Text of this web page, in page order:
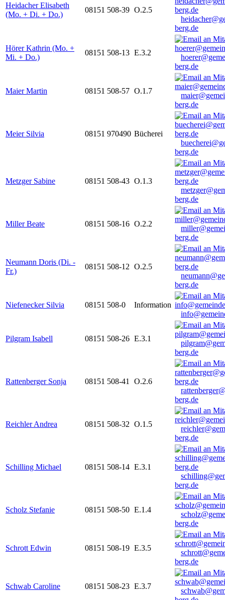
Heidacher Elisabeth
(Mo. + Di. + Do.)
08151 508-39 O.2.5
berg.de
Hörer Kathrin (Mo. +
Mi. + Do.)
08151 508-13 E.3.2
berg.de
Maier Martin 08151 508-57 O.1.7
berg.de
Meier Silvia 08151 970490 Bücherei
berg.de
Metzger Sabine 08151 508-43 O.1.3
berg.de
Miller Beate 08151 508-16 O.2.2
berg.de
Neumann Doris (Di. -
Fr.)
08151 508-12 O.2.5
berg.de
Niefenecker Silvia 08151 508-0
Information
Pilgram Isabell 08151 508-26 E.3.1
berg.de
Rattenberger Sonja 08151 508-41
O.2.6
berg.de
Reichler Andrea 08151 508-32 O.1.5
berg.de
Schilling Michael 08151 508-14 E.3.1
berg.de
Scholz Stefanie 08151 508-50 E.1.4
berg.de
Schrott Edwin 08151 508-19 E.3.5
berg.de
Schwab Caroline 08151 508-23 E.3.7